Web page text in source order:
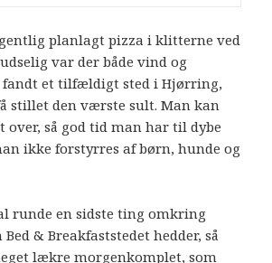
planlagt pizza i klitterne ved
var der både vind og
fandt et tilfældigt sted i Hjørring,
stillet den værste sult. Man kan
over, så god tid man har til dybe
ikke forstyrres af børn, hunde og
runde en sidste ting omkring
Bed & Breakfaststedet hedder, så
lækre morgenkomplet, som